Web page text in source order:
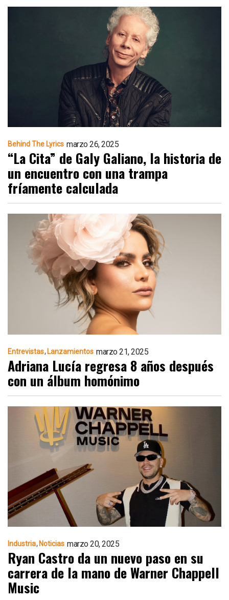
Behind The Lyrics marzo 26, 2025
“La Cita” de Galy Galiano, la historia de
un encuentro con una trampa
fríamente calculada
Entrevistas Lanzamientos marzo 21, 2025
Adriana Lucía regresa 8 años después
con un álbum homónimo
Industria Noticias marzo 20, 2025
Ryan Castro da un nuevo paso en su
carrera de la mano de Warner Chappell
Music